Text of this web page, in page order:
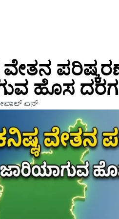
ವೇತನ
ಹೊಸ
ಎನ್‌